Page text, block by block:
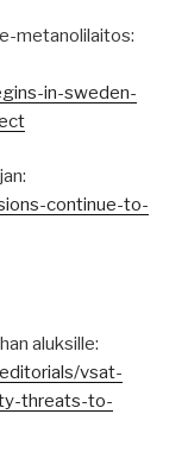
metanolilaitos:
in-sweden-
continue-to-
aluksille:
vsat-
threats-to-